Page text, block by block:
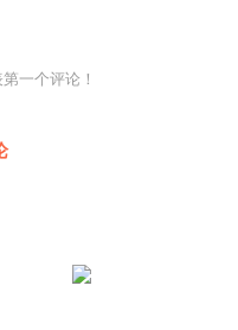
一个评论！